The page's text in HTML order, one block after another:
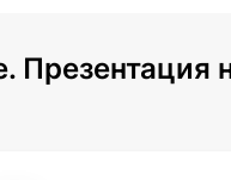
Презентация